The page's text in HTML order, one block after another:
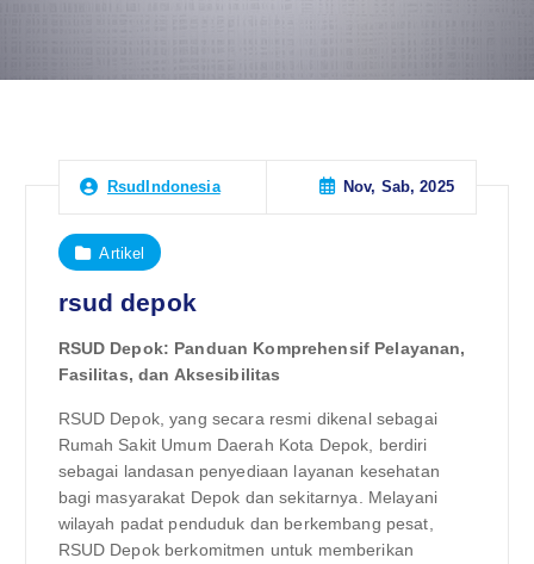
RsudIndonesia Nov, Sab, 2025
Artikel
rsud depok
RSUD Depok: Panduan Komprehensif Pelayanan,
Fasilitas, dan Aksesibilitas
RSUD Depok, yang secara resmi dikenal sebagai
Rumah Sakit Umum Daerah Kota Depok, berdiri
sebagai landasan penyediaan layanan kesehatan
bagi masyarakat Depok dan sekitarnya. Melayani
wilayah padat penduduk dan berkembang pesat,
RSUD Depok berkomitmen untuk memberikan